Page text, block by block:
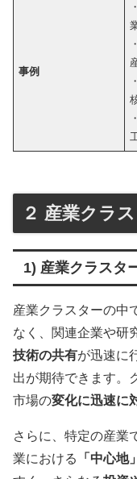
事例
２ 産業クラ
1) 産業クラスタ
産業クラスターの中
なく、関連企業や研
技術の共有が迅速に
出が期待できます。
市場の変化に迅速に
さらに、特定の産業
業における
「中心